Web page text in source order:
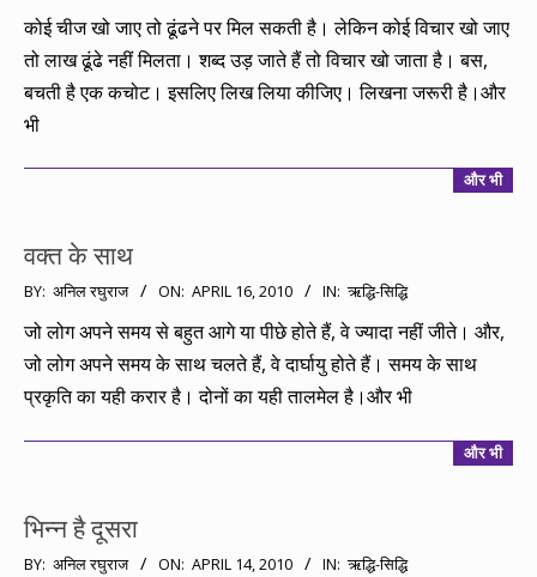
04-
24
कोई चीज खो जाए तो ढूंढने पर मिल सकती है। लेकिन कोई विचार खो जाए
तो लाख ढूंढे नहीं मिलता। शब्द उड़ जाते हैं तो विचार खो जाता है। बस,
बचती है एक कचोट। इसलिए लिख लिया कीजिए। लिखना जरूरी है।और
भी
और भी
वक्त के साथ
2010-
04-
16
BY: अनिल रघुराज ON: APRIL 16, 2010 IN: ऋद्धि-सिद्धि
जो लोग अपने समय से बहुत आगे या पीछे होते हैं, वे ज्यादा नहीं जीते। और,
जो लोग अपने समय के साथ चलते हैं, वे दार्घायु होते हैं। समय के साथ
प्रकृति का यही करार है। दोनों का यही तालमेल है।और भी
और भी
भिन्न है दूसरा
2010-
BY: अनिल रघुराज ON: APRIL 14, 2010 IN: ऋद्धि-सिद्धि